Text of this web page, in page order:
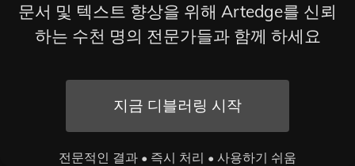
문서 및 텍스트 향상을 위해 Artedge를 신뢰
하는 수천 명의 전문가들과 함께 하세요
지금 디블러링 시작
전문적인 결과 • 즉시 처리 • 사용하기 쉬움